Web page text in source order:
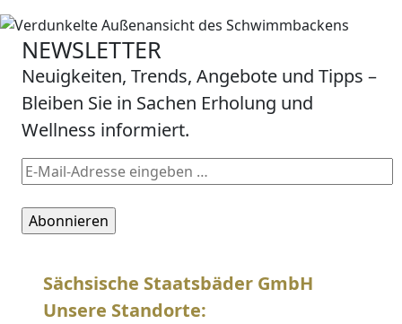
NEWSLETTER
Neuigkeiten, Trends, Angebote und Tipps –
Bleiben Sie in Sachen Erholung und
Wellness informiert.
Sächsische Staatsbäder GmbH
Unsere Standorte: